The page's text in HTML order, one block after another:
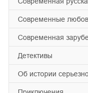
современные
современная
детективы
об истории